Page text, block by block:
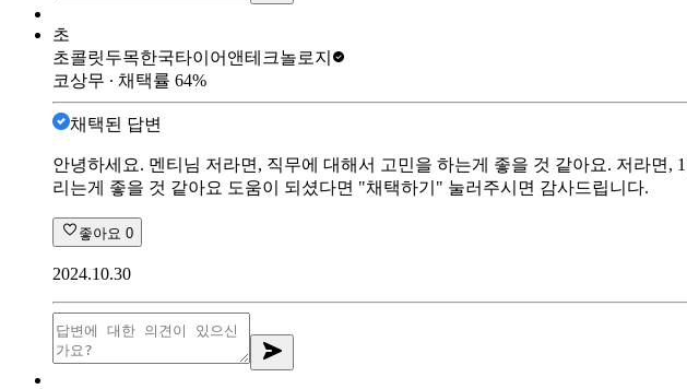
초
초콜릿두목한국타이어앤테크놀로지
코상무 ∙ 채택률 64%
채택된 답변
안녕하세요. 멘티님 저라면, 직무에 대해서 고민을 하는게 좋을 것 같아요. 저라면
리는게 좋을 것 같아요 도움이 되셨다면 "채택하기" 눌러주시면 감사드립니다.
좋아요 0
2024.10.30